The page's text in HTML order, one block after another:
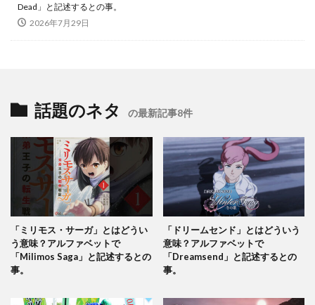
Dead」と記述するとの事。
2026年7月29日
話題のネタ の最新記事8件
「ミリモス・サーガ」とはどうい
う意味？アルファベットで
「Milimos Saga」と記述するとの
事。
「ドリームセンド」とはどういう
意味？アルファベットで
「Dreamsend」と記述するとの
事。